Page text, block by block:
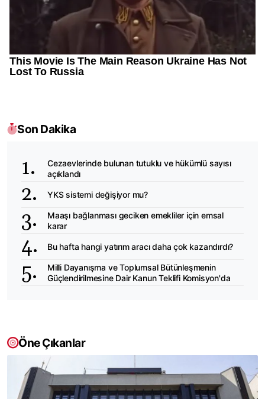
Son Dakika
Cezaevlerinde bulunan tutuklu ve hükümlü sayısı
açıklandı
YKS sistemi değişiyor mu?
Maaşı bağlanması geciken emekliler için emsal
karar
Bu hafta hangi yatırım aracı daha çok kazandırdı?
Milli Dayanışma ve Toplumsal Bütünleşmenin
Güçlendirilmesine Dair Kanun Teklifi Komisyon'da
Öne Çıkanlar